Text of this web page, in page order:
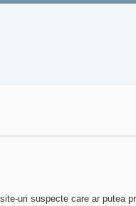
uri suspecte care ar putea